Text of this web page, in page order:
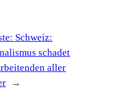
Schweiz:
schadet
aller
→